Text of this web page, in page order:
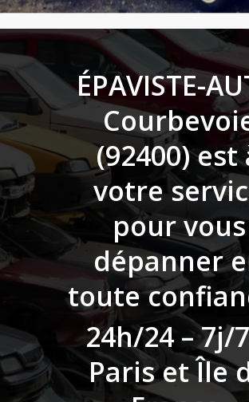
ÉPAVISTE-
(92400)est
votre
pour vous
dépanner
toute
24h/24 – 7j/
Paris et Île